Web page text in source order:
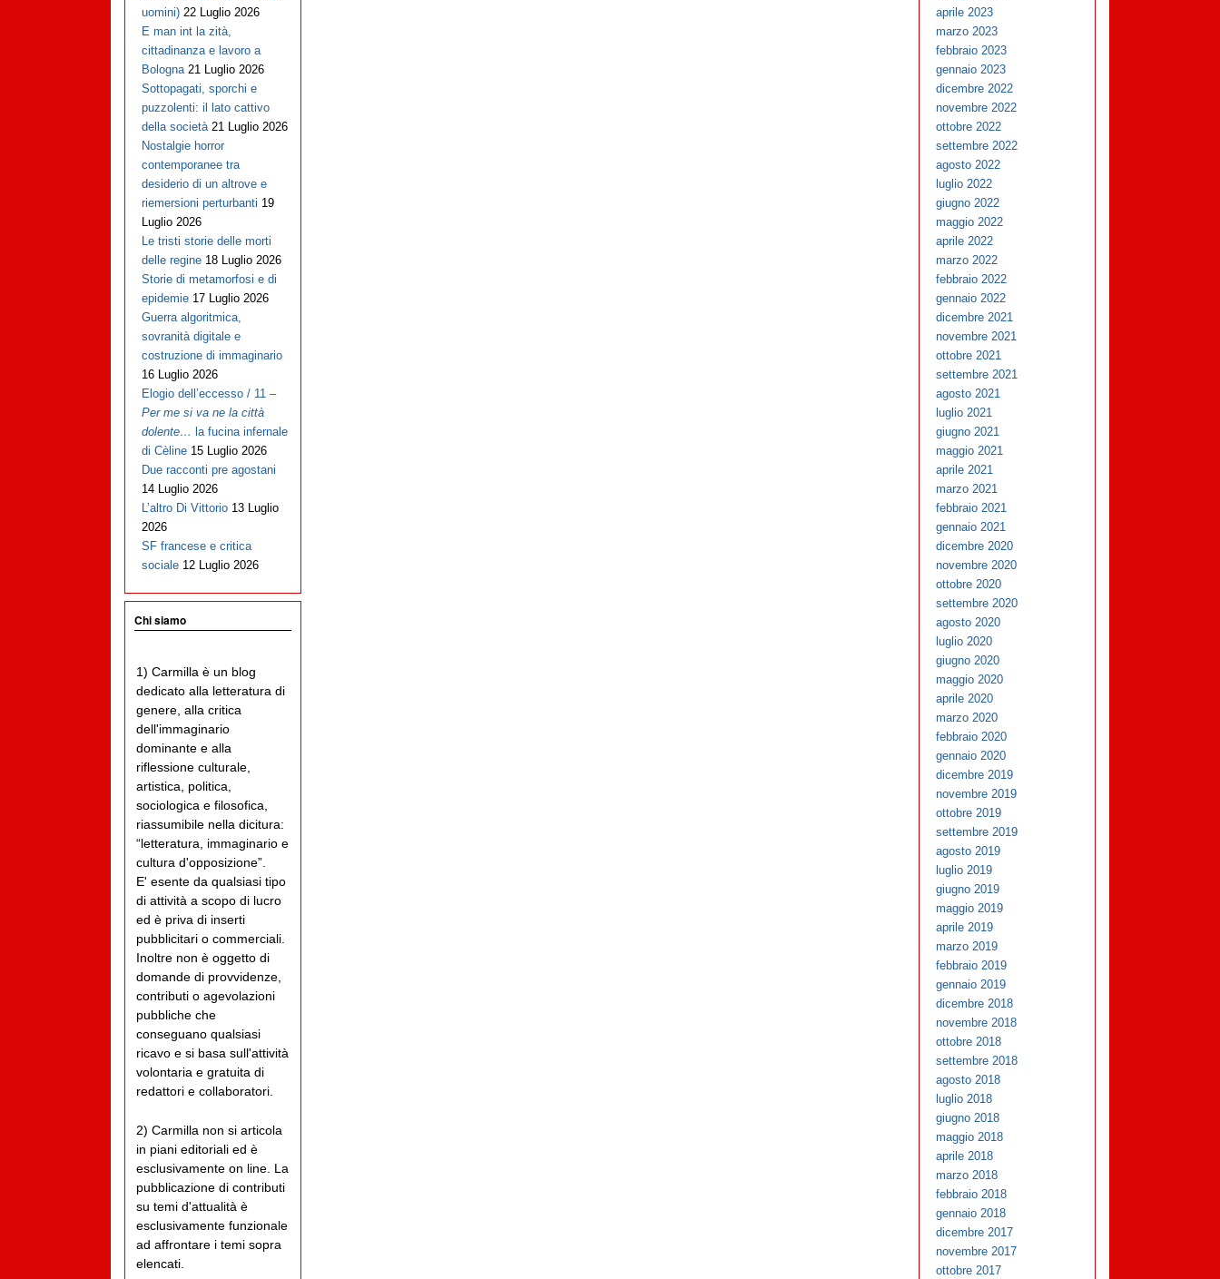
uomini) 22 Luglio 2026
E man int la zità,
cittadinanza e lavoro a
Bologna 21 Luglio 2026
Sottopagati, sporchi e
puzzolenti: il lato cattivo
della società 21 Luglio 2026
Nostalgie horror
contemporanee tra
desiderio di un altrove e
riemersioni perturbanti 19
Luglio 2026
Le tristi storie delle morti
delle regine 18 Luglio 2026
Storie di metamorfosi e di
epidemie 17 Luglio 2026
Guerra algoritmica,
sovranità digitale e
costruzione di immaginario
16 Luglio 2026
Elogio dell’eccesso / 11 –
Per me si va ne la città
dolente… la fucina infernale
di Cèline 15 Luglio 2026
Due racconti pre agostani
14 Luglio 2026
L’altro Di Vittorio 13 Luglio
2026
SF francese e critica
sociale 12 Luglio 2026
Chi siamo
1) Carmilla è un blog
dedicato alla letteratura di
genere, alla critica
dell'immaginario
dominante e alla
riflessione culturale,
artistica, politica,
sociologica e filosofica,
riassumibile nella dicitura:
“letteratura, immaginario e
cultura d'opposizione”.
E' esente da qualsiasi tipo
di attività a scopo di lucro
ed è priva di inserti
pubblicitari o commerciali.
Inoltre non è oggetto di
domande di provvidenze,
contributi o agevolazioni
pubbliche che
conseguano qualsiasi
ricavo e si basa sull'attività
volontaria e gratuita di
redattori e collaboratori.
2) Carmilla non si articola
in piani editoriali ed è
esclusivamente on line. La
pubblicazione di contributi
su temi d'attualità è
esclusivamente funzionale
ad affrontare i temi sopra
elencati.
aprile 2023
marzo 2023
febbraio 2023
gennaio 2023
dicembre 2022
novembre 2022
ottobre 2022
settembre 2022
agosto 2022
luglio 2022
giugno 2022
maggio 2022
aprile 2022
marzo 2022
febbraio 2022
gennaio 2022
dicembre 2021
novembre 2021
ottobre 2021
settembre 2021
agosto 2021
luglio 2021
giugno 2021
maggio 2021
aprile 2021
marzo 2021
febbraio 2021
gennaio 2021
dicembre 2020
novembre 2020
ottobre 2020
settembre 2020
agosto 2020
luglio 2020
giugno 2020
maggio 2020
aprile 2020
marzo 2020
febbraio 2020
gennaio 2020
dicembre 2019
novembre 2019
ottobre 2019
settembre 2019
agosto 2019
luglio 2019
giugno 2019
maggio 2019
aprile 2019
marzo 2019
febbraio 2019
gennaio 2019
dicembre 2018
novembre 2018
ottobre 2018
settembre 2018
agosto 2018
luglio 2018
giugno 2018
maggio 2018
aprile 2018
marzo 2018
febbraio 2018
gennaio 2018
dicembre 2017
novembre 2017
ottobre 2017